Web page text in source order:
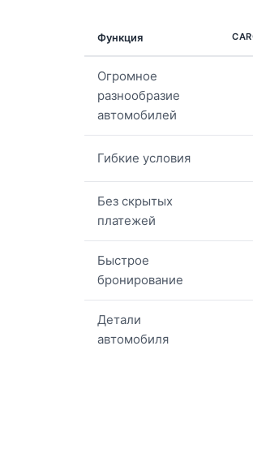
Функция
Огромное
разнообразие
автомобилей
Гибкие условия
Без скрытых
платежей
Быстрое
бронирование
Детали
автомобиля